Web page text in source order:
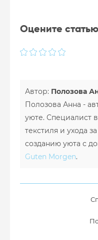
Оцените статью
Автор: Полозова
Полозова Анна -
уюте. Специалист
текстиля и ухода
созданию уюта с
Guten Morgen.